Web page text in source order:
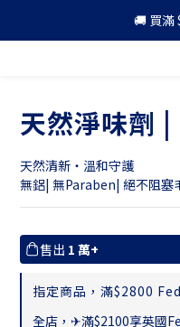
🚚 買滿
🚚 買滿
🎁 成為
天然淨味劑
天然清新・溫和守護
無鋁| 無Paraben| 絕不阻塞
售出 1 萬+
指定商品，滿$2800
全店，✈滿$2100享英國